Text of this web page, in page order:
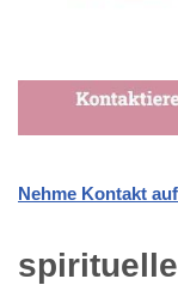
Nehme Kontakt